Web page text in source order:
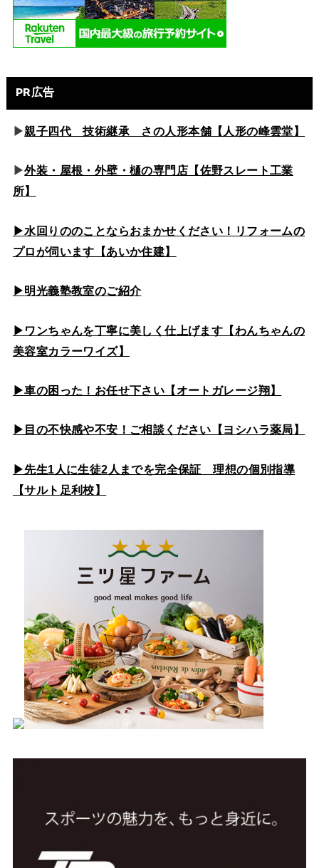
PR広告
▶親子四代 技術継承 さの人形本舗【人形の峰雲堂】
▶外装・屋根・外壁・樋の専門店【佐野スレート工業
所】
▶水回りののことならおまかせください！リフォームの
プロが伺います【あいか住建】
▶明光義塾教室のご紹介
▶ワンちゃんを丁寧に美しく仕上げます【わんちゃんの
美容室カラーワイズ】
▶車の困った！お任せ下さい【オートガレージ翔】
▶目の不快感や不安！ご相談ください【ヨシハラ薬局】
▶先生1人に生徒2人までを完全保証 理想の個別指導
【サルト足利校】